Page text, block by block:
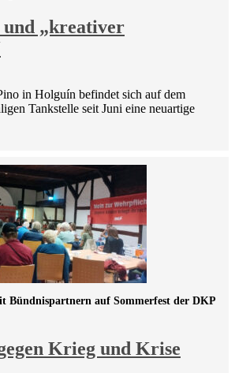
und „kreativer
in Holguín befindet sich auf dem
Tankstelle seit Juni eine neuartige
Krieg und Krise
Bündnispartnern auf Sommerfest der DKP